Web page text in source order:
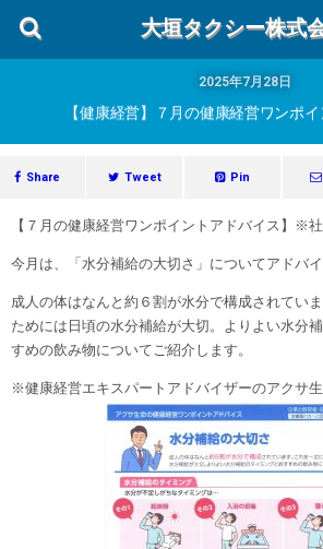
大垣タクシー株式
2025年7月28日
【健康経営】７月の健康経営ワンポ
Share Tweet Pin
【７月の健康経営ワンポイントアドバイス】※
今月は、「水分補給の大切さ」についてアドバイ
成人の体はなんと約６割が水分で構成されてい
ためには日頃の水分補給が大切。よりよい水分
すめの飲み物についてご紹介します。
※健康経営エキスパートアドバイザーのアクサ生